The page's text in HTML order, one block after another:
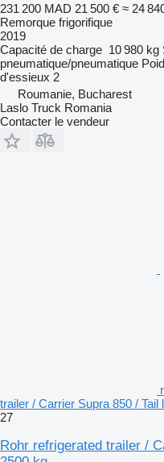
231 200 MAD 21 500 € ≈ 24
Remorque frigorifique
2019
Capacité de charge 10 980 kg
pneumatique/pneumatique
d'essieux 2
Roumanie, Bucharest
Laslo Truck Romania
Contacter le vendeur
trailer / Carrier Supra 850 / Tail
27
Rohr refrigerated trailer /